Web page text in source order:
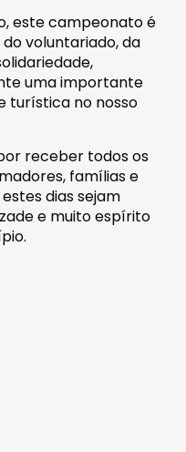
este campeonato é
voluntariado, da
uma importante
turística no nosso
receber todos os
famílias e
dias sejam
e muito espírito